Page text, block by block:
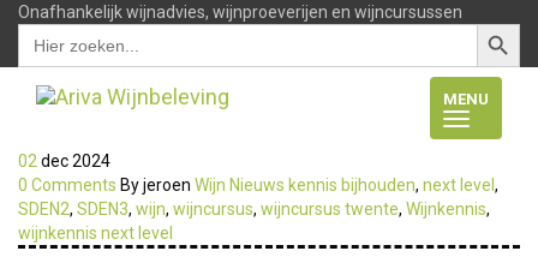
Onafhankelijk wijnadvies, wijnproeverijen en wijncursussen
Zoek
naar:
MENU
02 dec2024
0 Comments By jeroen Wijn Nieuws kennis bijhouden, next level ,
SDEN2, SDEN3, wijn, wijncursus, wijncursus twente, Wijnkennis,
wijnkennis next level